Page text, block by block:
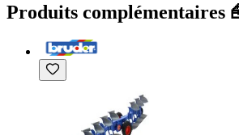
Produits complémentaires